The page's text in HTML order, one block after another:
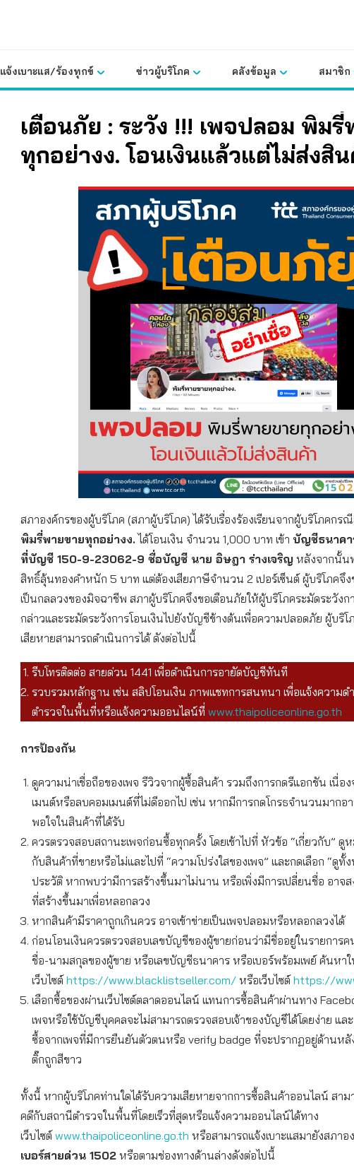
แจ้งเบาะแส/ร้องทุกข์ ข่าวผู้บริโภค คลังข้อมูล สมาชิก
เตือนภัย : ระวัง !!! เพจปลอม พิม
ทุกอย่างง.โอนเงินแล้วแต่ไม่ส่งสิ
สภาองค์กรของผู้บริโภค (สภาผู้บริโภค) ได้รับเรื่องร้องเรียนจากผู้บริโภคกร
พิมรี่พายขายทุกอย่างง.ได้โอนเงิน จำนวน 1,000 บาท เข้า บัญชีธนาคา
ที่บัญชี 150-9-23062-9 ชื่อบัญชี นาย อิษฎา ร่างเจริญ หลังจากนั้น
สิทธิ์ลุ้นทองคำหนัก 5 บาท แต่ต้องเสียภาษีจำนวน 2 เปอร์เซ็นต์ ผู้บริโภคจึ
เป็นกลลวงของมิจฉาชีพ สภาผู้บริโภคจึงขอเตือนภัยให้ผู้บริโภคระมัดระวังก
กล่าวและระมัดระวังการโอนเงินไปยังบัญชีข้างต้นเพื่อความปลอดภัย ผู้บริโ
เสียหายสามารถดำเนินการได้ ดังต่อไปนี้
รีบโทรติดต่อ สายด่วน 1441 เพื่อดำเนินการอายัดบัญชีทันที
รวบรวมหลักฐาน เช่น สลิปโอนเงิน ภาพแชทการสนทนา เพื่อแจ้งความด
ตำรวจในพื้นที่หรือแจ้งความออนไลน์ที่ www.thaipoliceonline.go.th
การป้องกัน
ดูความน่าเชื่อถือของเพจ รีวิวจากผู้ซื้อสินค้า รวมถึงการกดรีแอกชัน เนื่อ
เมนต์หรือลบคอมเมนต์ที่ไม่ดีออกไป เช่น หากมีการกดโกรธจำนวนมากอ
พอใจในสินค้าที่ได้รับ
ควรตรวจสอบสถานะเพจก่อนซื้อทุกครั้ง โดยเข้าไปที่ หัวข้อ “เกี่ยวกับ”
กับสินค้าที่ขายหรือไม่และไปที่ “ความโปร่งใสของเพจ” และกดเลือก “ดูทั้
ประวัติ หากพบว่ามีการสร้างขึ้นมาไม่นาน หรือเพิ่งมีการเปลี่ยนชื่อ อาจส
ที่สร้างขึ้นมาเพื่อหลอกลวง
หากสินค้ามีราคาถูกเกินควร อาจเข้าข่ายเป็นเพจปลอมหรือหลอกลวงได้
ก่อนโอนเงินควรตรวจสอบเลขบัญชีของผู้ขายก่อนว่ามีชื่ออยู่ในรายการค
ชื่อ-นามสกุลของผู้ขาย หรือเลขบัญชีธนาคาร หรือเบอร์พร้อมเพย์ ค้นหา
เว็บไซต์ https://www.blacklistseller.com/ หรือเว็บไซต์ https://
เลือกซื้อของผ่านเว็บไซต์ตลาดออนไลน์ แทนการซื้อสินค้าผ่านทาง
เพจหรือใช้บัญชีบุคคลจะไม่สามารถตรวจสอบเจ้าของบัญชีได้โดยง่าย แล
ซื้อจากเพจที่มีการยืนยันตัวตนหรือ verify badge ที่จะปรากฏอยู่ด้านหลั
ติ๊กถูกสีขาว
ทั้งนี้ หากผู้บริโภคท่านใดได้รับความเสียหายจากการซื้อสินค้าออนไลน์ สาม
คดีกับสถานีตำรวจในพื้นที่โดยเร็วที่สุดหรือแจ้งความออนไลน์ได้ทาง
เว็บไซต์ www.thaipoliceonline.go.th หรือสามารถแจ้งเบาะแสมายังสภาอ
เบอร์สายด่วน 1502 หรือตามช่องทางด้านล่างดังต่อไปนี้